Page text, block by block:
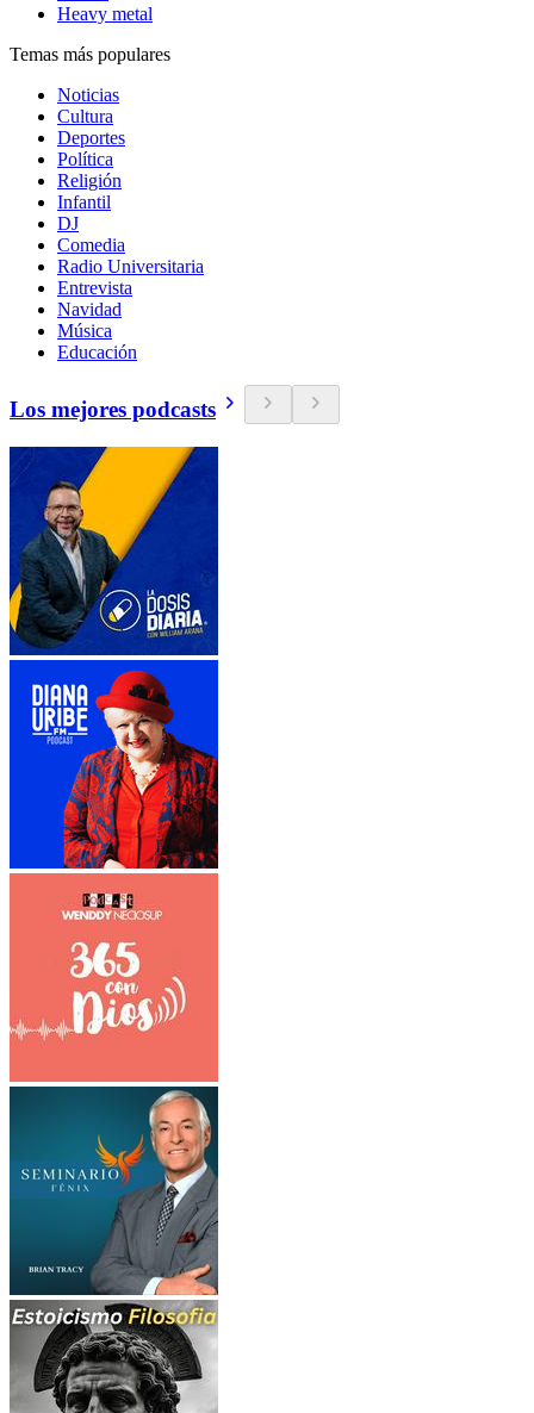
Heavy metal
Temas más populares
Noticias
Cultura
Deportes
Política
Religión
Infantil
DJ
Comedia
Radio Universitaria
Entrevista
Navidad
Música
Educación
Los mejores podcasts